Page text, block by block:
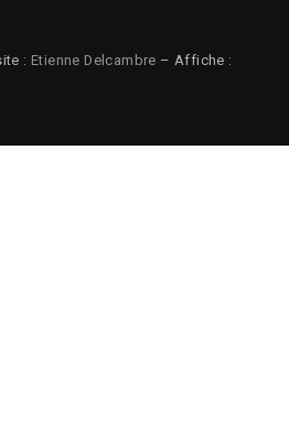
: Etienne Delcambre – Affiche :